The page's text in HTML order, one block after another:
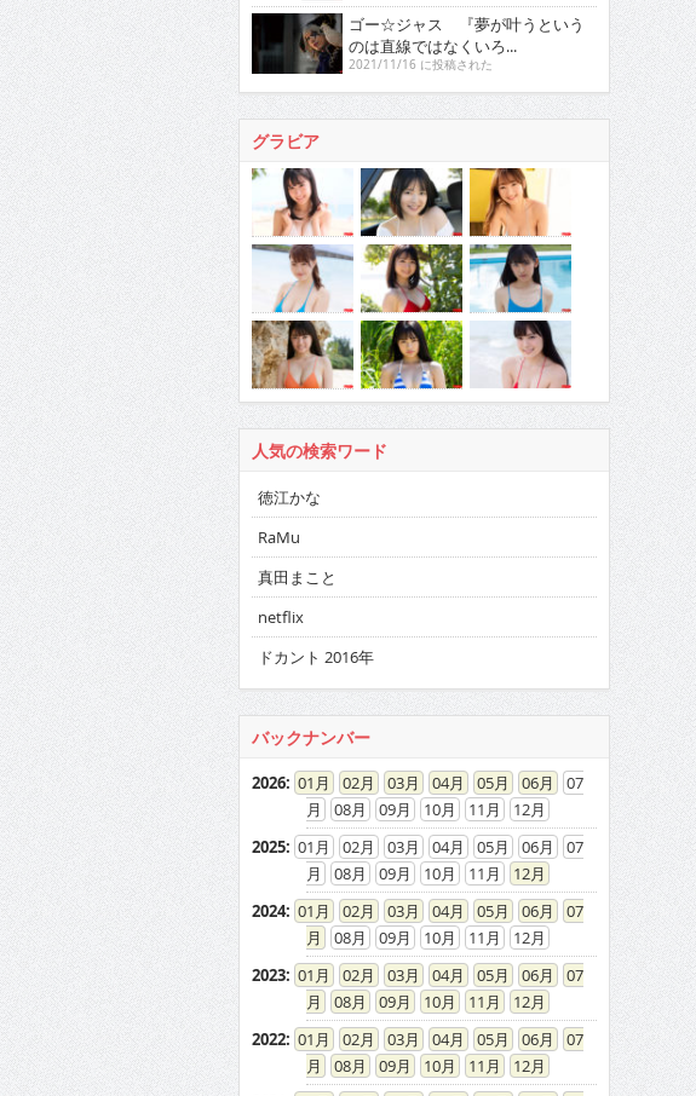
ゴー☆ジャス 『夢が叶うという
のは直線ではなくいろ...
2021/11/16 に投稿された
グラビア
人気の検索ワード
徳江かな
RaMu
真田まこと
netflix
ドカント 2016年
バックナンバー
2026: 01 02 03 04 05 06
07
08
09 10 11
12
2025: 01 02 03 04 05 06
07
08
09 10 11
12
2024: 01 02 03 04 05 06
07
08
09 10 11
12
2023: 01 02 03 04 05 06
07
08
09 10 11
12
2022: 01 02 03 04 05 06
07
08
09 10 11
12